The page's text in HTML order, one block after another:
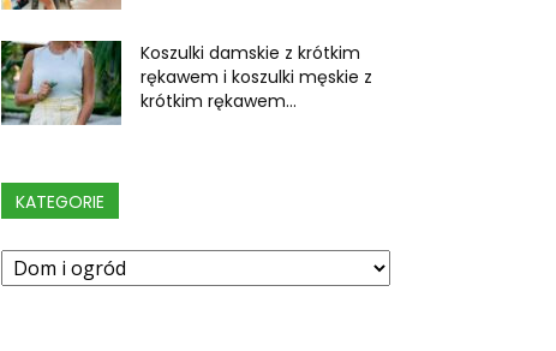
Koszulki damskie z krótkim
rękawem i koszulki męskie z
krótkim rękawem...
KATEGORIE
Kategorie